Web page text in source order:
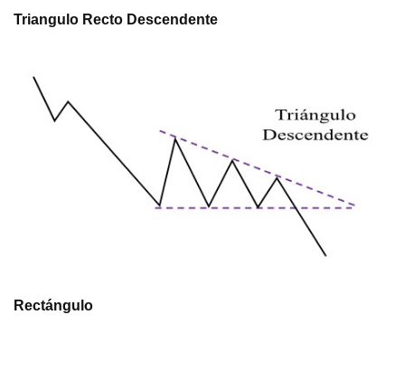
Triangulo Recto Descendente
Rectángulo